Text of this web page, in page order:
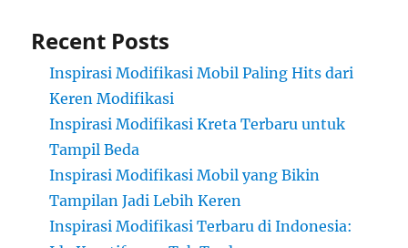
Recent Posts
Inspirasi Modifikasi Mobil Paling Hits dari
Keren Modifikasi
Inspirasi Modifikasi Kreta Terbaru untuk
Tampil Beda
Inspirasi Modifikasi Mobil yang Bikin
Tampilan Jadi Lebih Keren
Inspirasi Modifikasi Terbaru di Indonesia: